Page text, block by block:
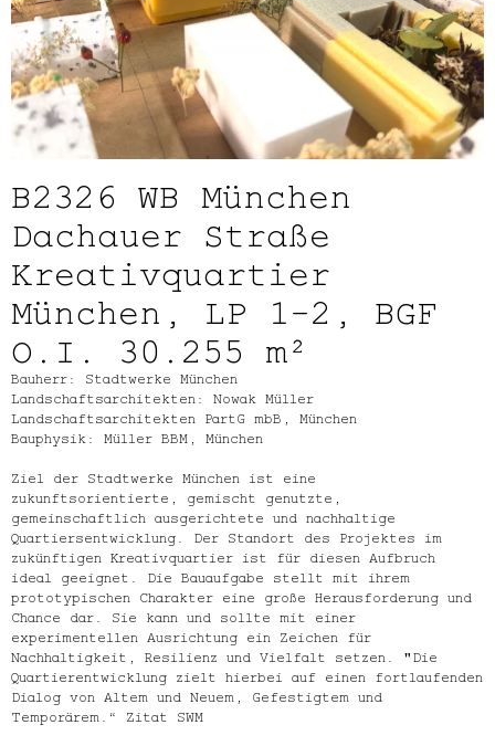
B2326 WB München
Dachauer Straße
Kreativquartier
München, LP 1-2, BGF
O.I. 30.255 m²
Bauherr: Stadtwerke München
Landschaftsarchitekten: Nowak Müller
Landschaftsarchitekten PartG mbB, München
Bauphysik: Müller BBM, München
Ziel der Stadtwerke München ist eine
zukunftsorientierte, gemischt genutzte,
gemeinschaftlich ausgerichtete und nachhaltige
Quartiersentwicklung. Der Standort des Projektes im
zukünftigen Kreativquartier ist für diesen Aufbruch
ideal geeignet. Die Bauaufgabe stellt mit ihrem
prototypischen Charakter eine große Herausforderung und
Chance dar. Sie kann und sollte mit einer
experimentellen Ausrichtung ein Zeichen für
Nachhaltigkeit, Resilienz und Vielfalt setzen. "Die
Quartierentwicklung zielt hierbei auf einen fortlaufenden
Dialog von Altem und Neuem, Gefestigtem und
Temporärem.“ Zitat SWM